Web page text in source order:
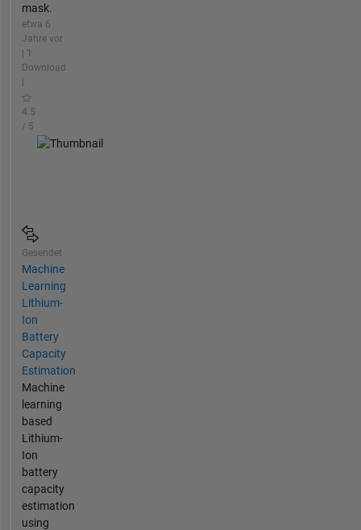
mask.
etwa 6
Jahre vor
| 1
Download
|
4.5
/ 5
Gesendet
Machine
Learning
Lithium-
Ion
Battery
Capacity
Estimation
Machine
learning
based
Lithium-
Ion
battery
capacity
estimation
using